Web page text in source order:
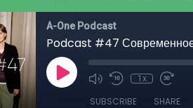
A-One Podcast
1x
SUBSCRIBE SHARE